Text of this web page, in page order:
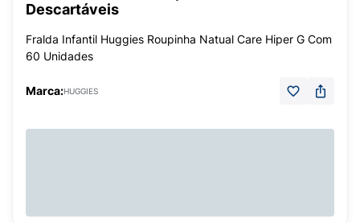
Descartáveis
Fralda Infantil Huggies Roupinha Natual Care Hiper G Com
60 Unidades
Marca:HUGGIES